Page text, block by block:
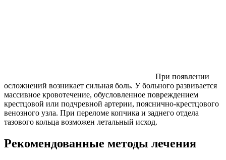
При появлении
осложнений возникает сильная боль. У больного развивается
массивное кровотечение, обусловленное повреждением
крестцовой или подчревной артерии, пояснично-крестцового
венозного узла. При переломе копчика и заднего отдела
тазового кольца возможен летальный исход.
Рекомендованные методы лечения